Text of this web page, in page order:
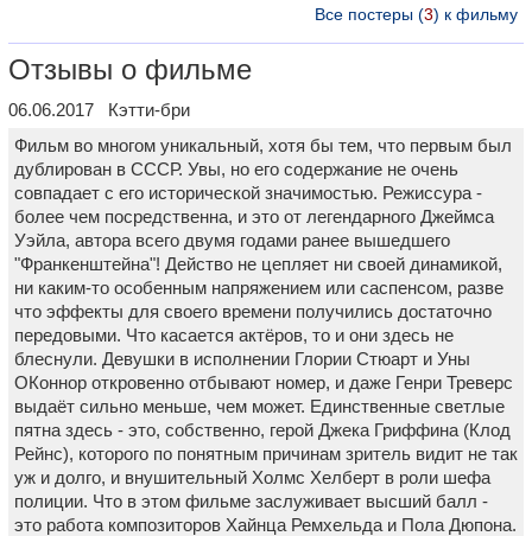
Все постеры (3) к фильму
Отзывы о фильме
06.06.2017 Кэтти-бри
Фильм во многом уникальный, хотя бы тем, что первым был
дублирован в СССР. Увы, но его содержание не очень
совпадает с его исторической значимостью. Режиссура -
более чем посредственна, и это от легендарного Джеймса
Уэйла, автора всего двумя годами ранее вышедшего
"Франкенштейна"! Действо не цепляет ни своей динамикой,
ни каким-то особенным напряжением или саспенсом, разве
что эффекты для своего времени получились достаточно
передовыми. Что касается актёров, то и они здесь не
блеснули. Девушки в исполнении Глории Стюарт и Уны
ОКоннор откровенно отбывают номер, и даже Генри Треверс
выдаёт сильно меньше, чем может. Единственные светлые
пятна здесь - это, собственно, герой Джека Гриффина (Клод
Рейнс), которого по понятным причинам зритель видит не так
уж и долго, и внушительный Холмс Хелберт в роли шефа
полиции. Что в этом фильме заслуживает высший балл -
это работа композиторов Хайнца Ремхельда и Пола Дюпона.